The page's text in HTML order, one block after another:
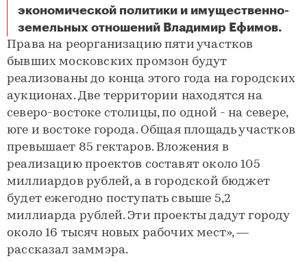
экономической политики и имущественно-
земельных отношений Владимир Ефимов.
В этом году Москва проведет еще пять аукционов по комплексному развитию территорий
Права на реорганизацию пяти участков
бывших московских промзон будут
реализованы до конца этого года на городских
аукционах. Две территории находятся на
северо-востоке столицы, по одной - на севере,
юге и востоке города. Общая площадь участков
превышает 85 гектаров. Вложения в
реализацию проектов составят около 105
миллиардов рублей, а в городской бюджет
будет ежегодно поступать свыше 5,2
миллиарда рублей. Эти проекты дадут городу
около 16 тысяч новых рабочих мест», —
рассказал заммэра.